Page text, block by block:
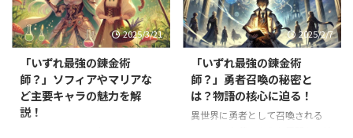
2025/3/21
「いずれ最強の錬金術
師？」ソフィアやマリアな
ど主要キャラの魅力を解
説！
2025/2/7
「いずれ最強の錬金術
師？」勇者召喚の秘密と
は？物語の核心に迫る！
異世界に勇者として召喚される